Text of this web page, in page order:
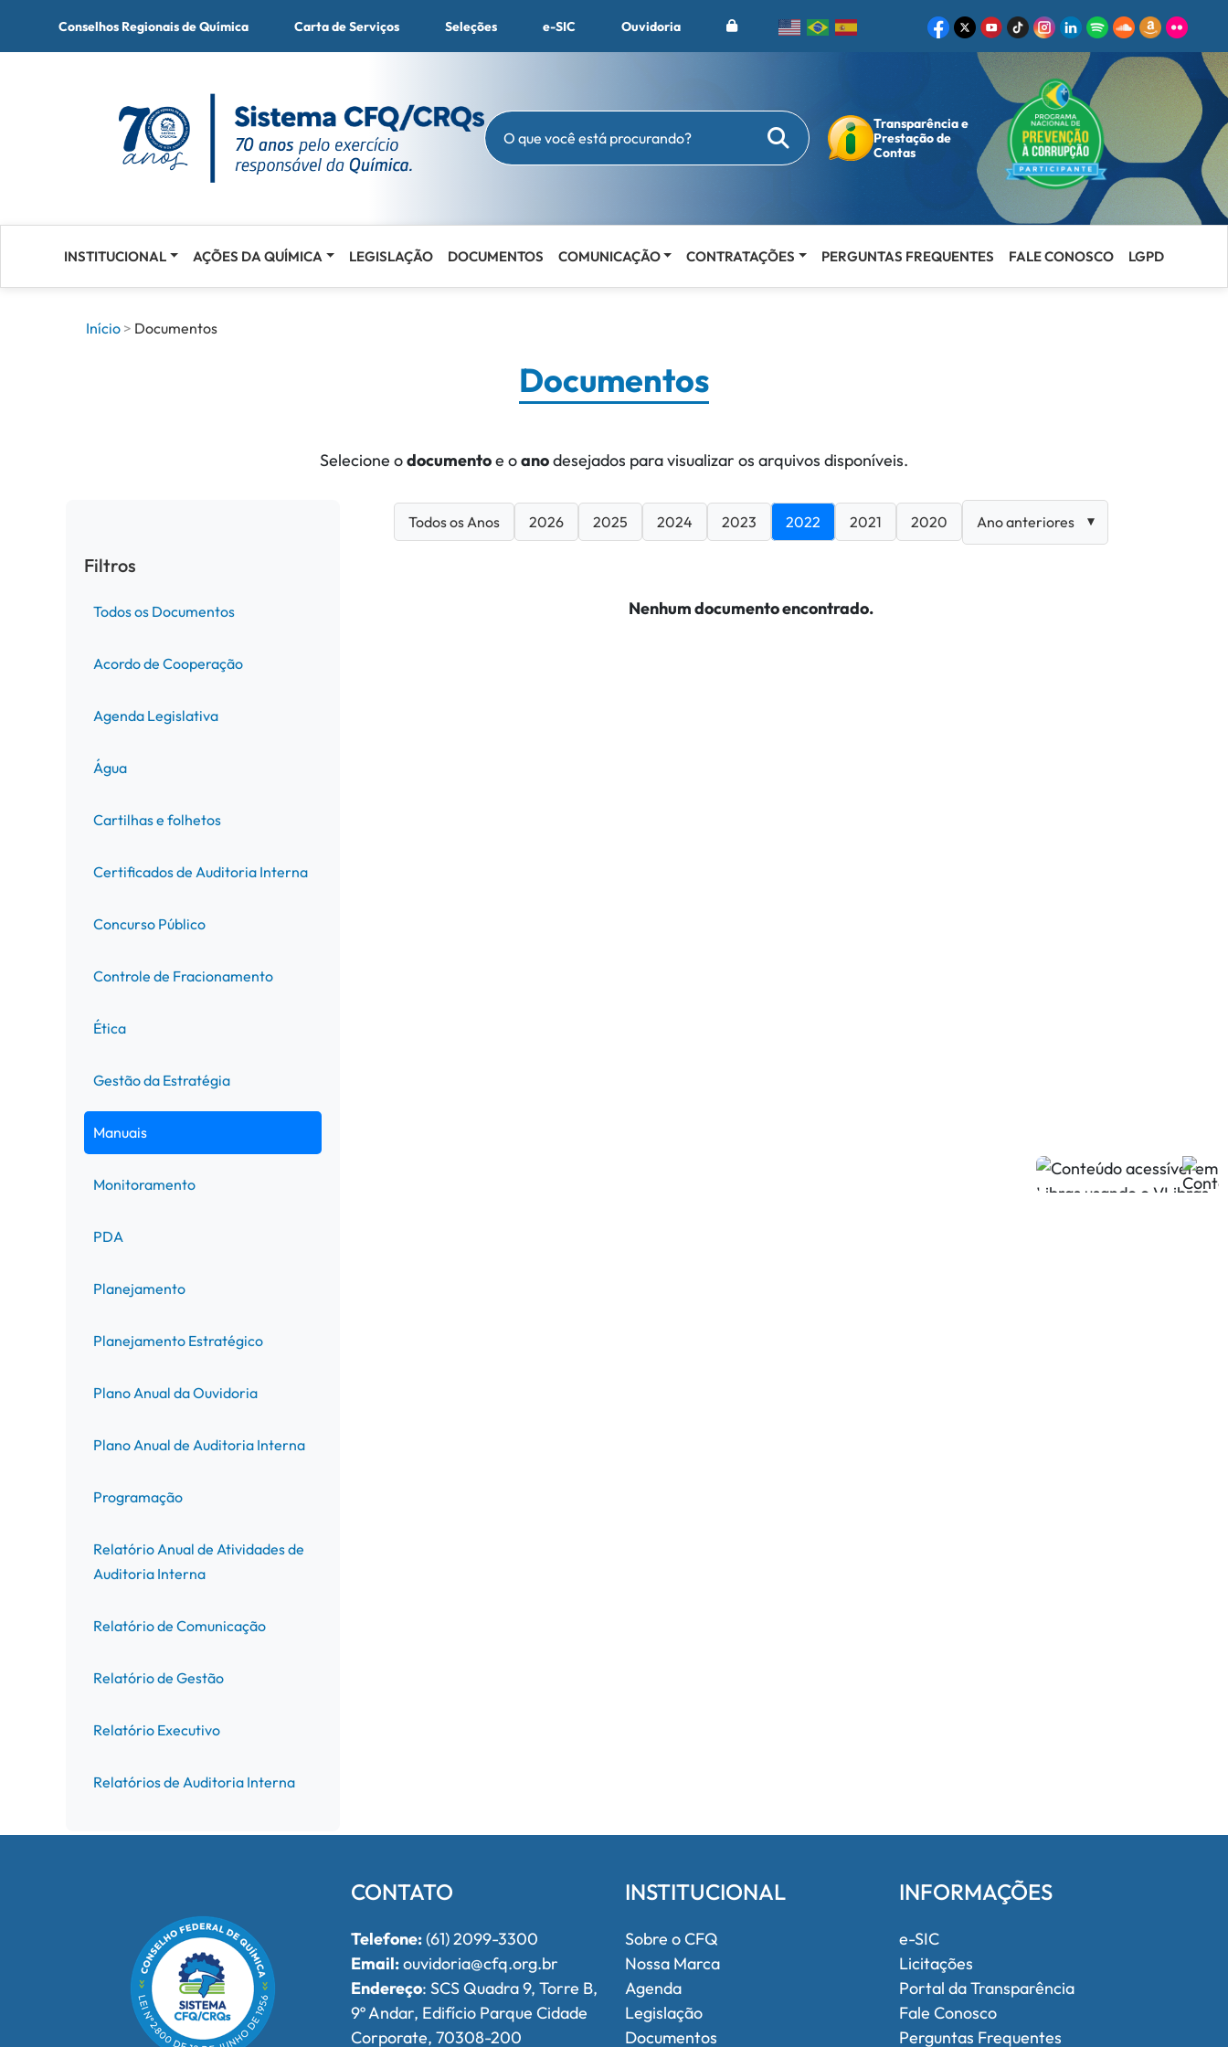
Conselhos Regionais de Química Carta de Serviços Seleções e-SIC Ouvidoria
O que você está procurando? Buscar
Transparência e
Prestação de
Contas
INSTITUCIONAL AÇÕES DA QUÍMICA LEGISLAÇÃO DOCUMENTOS COMUNICAÇÃO CONTRATAÇÕES PERGUNTAS FREQUENTES FALE CONOSCO LGPD
o
Início Documentos
Documentos
Selecione odocumentoe oanodesejados para visualizar os arquivos disponíveis.
Filtros
Todos os Documentos
Acordo de Cooperação
Agenda Legislativa
Água
Cartilhas e folhetos
Certificados de Auditoria Interna
Concurso Público
Controle de Fracionamento
Ética
Gestão da Estratégia
Manuais
Monitoramento
PDA
Planejamento
Planejamento Estratégico
Plano Anual da Ouvidoria
Plano Anual de Auditoria Interna
Programação
Relatório Anual de Atividades de
Auditoria Interna
Relatório de Comunicação
Relatório de Gestão
Relatório Executivo
Relatórios de Auditoria Interna
Todos os Anos 2026 2025 2024 2023 2022 2021 2020
Nenhum documento encontrado.
CONTATO
Telefone:(61) 2099-3300
Email:ouvidoria@cfq.org.br
Endereço: SCS Quadra 9, Torre B,
9º Andar, Edifício Parque Cidade
Corporate, 70308-200
INSTITUCIONAL
Sobre o CFQ
Nossa Marca
Agenda
Legislação
Documentos
INFORMAÇÕES
e-SIC
Licitações
Portal da Transparência
Fale Conosco
Perguntas Frequentes